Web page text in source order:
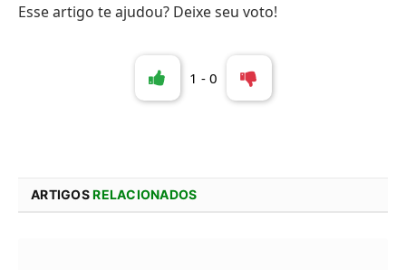
Esse artigo te ajudou? Deixe seu voto!
1 - 0
ARTIGOSRELACIONADOS